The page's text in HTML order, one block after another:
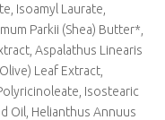
Isoamyl Laurate,
Parkii (Shea) Butter*,
Aspalathus Linearis
Leaf Extract,
Isostearic
Oil, Helianthus Annuus